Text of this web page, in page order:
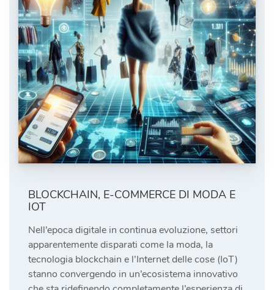
BLOCKCHAIN, E-COMMERCE DI MODA E
IOT
Nell’epoca digitale in continua evoluzione, settori
apparentemente disparati come la moda, la
tecnologia blockchain e l’Internet delle cose (IoT)
stanno convergendo in un’ecosistema innovativo